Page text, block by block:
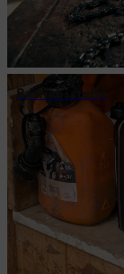
Betriebsstoffe